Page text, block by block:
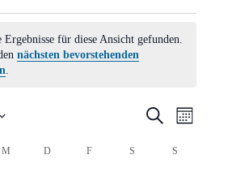
Ergebnisse für diese Ansicht gefunden.
nächsten bevorstehenden
.
Suche
SucheMonat
M MITTWOCH
D DONNERSTAG
F FREITAGS SAMSTAG
S